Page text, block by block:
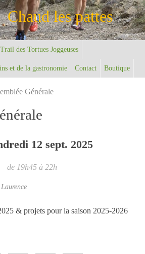
Chaud les pattes
Trail des Tortues Joggeuses
et de la gastronomie Contact Boutique
Générale
12 sept. 2025
de 19h45 à 22h
& projets pour la saison 2025-2026